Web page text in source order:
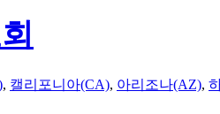
, 캘리포니아(CA), 아리조나(AZ),